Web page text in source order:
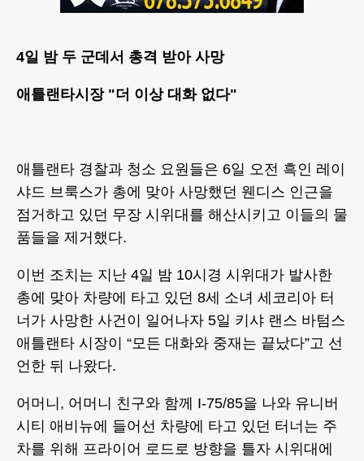
4일 밤 두 군데서 총격 받아 사망
애틀랜타시장 "더 이상 대화 없다"
애틀랜타 경찰과 청소 요원들은 6일 오전 흑인 레이
샤드 브룩스가 총에 맞아 사망했던 웬디스 인근을
점거하고 있던 무장 시위대를 해산시키고 이들의 물
품들을 제거했다.
이번 조치는 지난 4일 밤 10시경 시위대가 발사한
총에 맞아 차량에 타고 있던 8세 소녀 세코리아 터
너가 사망한 사건이 일어나자 5일 키샤 랜스 바텀스
애틀랜타 시장이 “모든 대화와 중재는 끝났다”고 선
언한 뒤 나왔다.
어머니, 어머니 친구와 함께 I-75/85을 나와 유니버
시티 애비뉴에 들어선 차량에 타고 있던 터너는 주
차를 위해 프라이어 로드로 방향을 틀자 시위대에